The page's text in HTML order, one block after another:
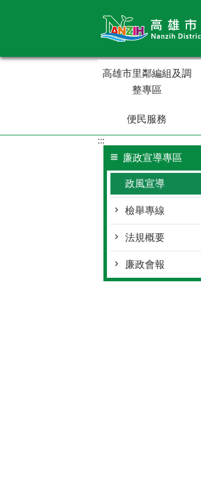
高雄市里鄰編組及調
整專區
便民服務
:::
廉政宣導專區
政風宣導
檢舉專線
法規概要
廉政會報